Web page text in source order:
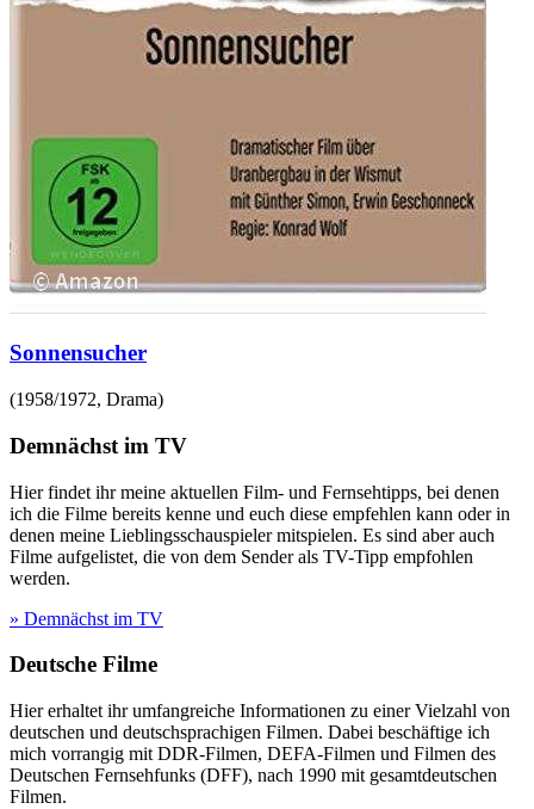
Sonnensucher
(1958/1972, Drama)
Demnächst im TV
Hier findet ihr meine aktuellen Film- und Fernsehtipps, bei denen
ich die Filme bereits kenne und euch diese empfehlen kann oder in
denen meine Lieblingsschauspieler mitspielen. Es sind aber auch
Filme aufgelistet, die von dem Sender als TV-Tipp empfohlen
werden.
» Demnächst im TV
Deutsche Filme
Hier erhaltet ihr umfangreiche Informationen zu einer Vielzahl von
deutschen und deutschsprachigen Filmen. Dabei beschäftige ich
mich vorrangig mit DDR-Filmen, DEFA-Filmen und Filmen des
Deutschen Fernsehfunks (DFF), nach 1990 mit gesamtdeutschen
Filmen.